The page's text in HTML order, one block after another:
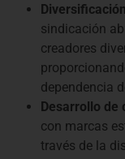
sindicación
creadores
dependencia
Desarrollo de
con marcas
través de la